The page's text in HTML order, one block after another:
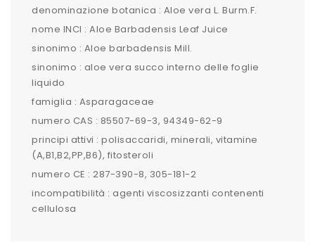
denominazione botanica : Aloe vera L. Burm.F.
nome INCI : Aloe Barbadensis Leaf Juice
sinonimo : Aloe barbadensis Mill.
sinonimo : aloe vera succo interno delle foglie
liquido
famiglia : Asparagaceae
numero CAS : 85507-69-3, 94349-62-9
principi attivi : polisaccaridi, minerali, vitamine
(A,B1,B2,PP,B6), fitosteroli
numero CE : 287-390-8, 305-181-2
incompatibilità : agenti viscosizzanti contenenti
cellulosa